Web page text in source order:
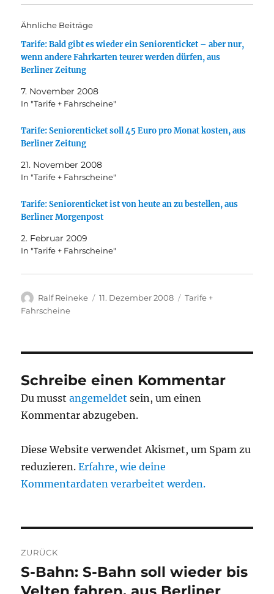
Ähnliche Beiträge
Tarife: Bald gibt es wieder ein Seniorenticket – aber nur,
wenn andere Fahrkarten teurer werden dürfen, aus
Berliner Zeitung
7. November 2008
In "Tarife + Fahrscheine"
Tarife: Seniorenticket soll 45 Euro pro Monat kosten, aus
Berliner Zeitung
21. November 2008
In "Tarife + Fahrscheine"
Tarife: Seniorenticket ist von heute an zu bestellen, aus
Berliner Morgenpost
2. Februar 2009
In "Tarife + Fahrscheine"
Autor
Ralf Reineke
Veröffentlicht
11. Dezember 2008 Kategorien
Tarife +
Fahrscheine
Schreibe einen Kommentar
Du musstangemeldet sein, um einen
Kommentar abzugeben.
Diese Website verwendet Akismet, um Spam zu
reduzieren.Erfahre, wie deine
Kommentardaten verarbeitet werden.
ZURÜCK
Vorheriger
Beitrag:
S-Bahn: S-Bahn soll wieder bis